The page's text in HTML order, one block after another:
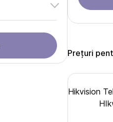
Prețuri
Hikvision